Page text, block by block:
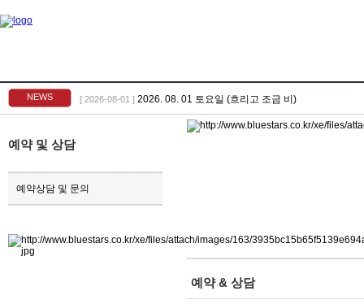
NEWS [ 2026-08-01 ] 2026. 08. 01 토요일 (흐리고 조금 비)
예약 & 상담
예약 및 상담
예약상담 및 문의